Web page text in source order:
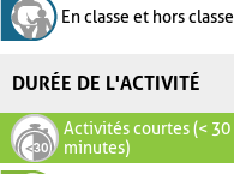
En classe et hors classe
DURÉE DE L'ACTIVITÉ
Activités courtes (< 30
minutes)